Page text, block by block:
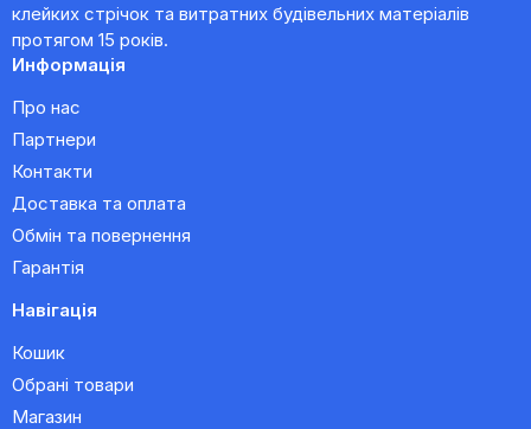
клейких стрічок та витратних будівельних матеріалів
протягом 15 років.
Информація
Про нас
Партнери
Контакти
Доставка та оплата
Обмін та повернення
Гарантія
Навігація
Кошик
Обрані товари
Магазин